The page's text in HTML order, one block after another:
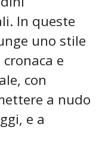
In queste
uno stile
e
con
a nudo
e a